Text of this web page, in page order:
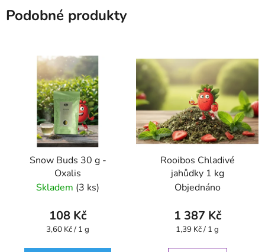
Podobné produkty
Snow Buds 30 g -
Oxalis
Skladem (3 ks)
108 Kč
Měrná
3,60 Kč / 1 g
Rooibos Chladivé
jahůdky 1 kg
Objednáno
1 387 Kč
Měrná
1,39 Kč / 1 g